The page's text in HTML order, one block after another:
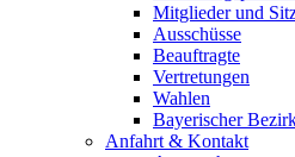
Mitglieder und
Ausschüsse
Beauftragte
Vertretungen
Wahlen
Bayerischer
Anfahrt & Kontakt